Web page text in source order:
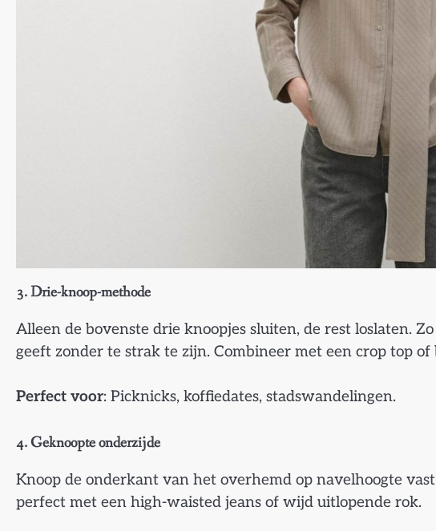
3. Drie-knoop-methode
Alleen de bovenste drie knoopjes sluiten, de rest loslaten.
geeft zonder te strak te zijn. Combineer met een crop top of
Perfect voor: Picknicks, koffiedates, stadswandelingen.
4. Geknoopte onderzijde
Knoop de onderkant van het overhemd op navelhoogte
perfect met een high-waisted jeans of wijd uitlopende rok.